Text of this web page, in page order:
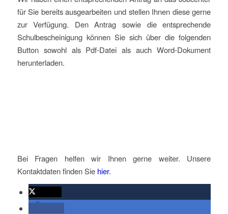
für Sie bereits ausgearbeiten und stellen Ihnen diese gerne
zur Verfügung. Den Antrag sowie die entsprechende
Schulbescheinigung können Sie sich über die folgenden
Button sowohl als Pdf-Datei als auch Word-Dokument
herunterladen.
Bei Fragen helfen wir Ihnen gerne weiter. Unsere
Kontaktdaten finden Sie hier.